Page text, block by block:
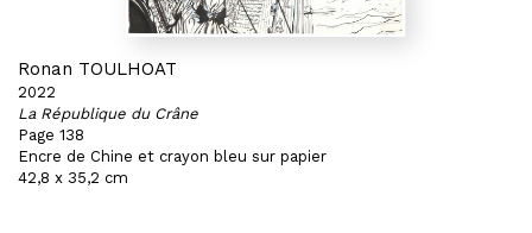
Ronan TOULHOAT
2022
La République du Crâne
Page 138
Encre de Chine et crayon bleu sur papier
42,8 x 35,2 cm